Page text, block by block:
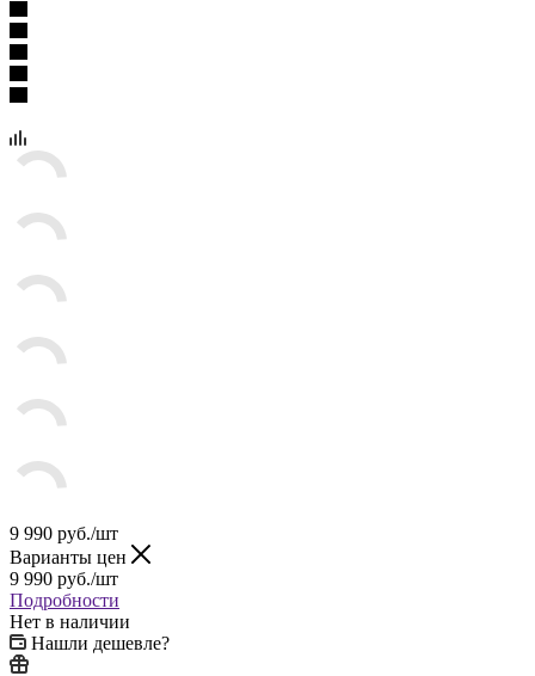
9 990 руб./шт
Варианты цен
9 990 руб./шт
Подробности
Нет в наличии
Нашли дешевле?